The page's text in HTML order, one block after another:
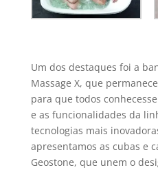
Um dos destaques foi a
Massage X, que
para que todos
e as funcionalidades da
tecnologias mais
apresentamos as cubas e
Geostone, que unem o